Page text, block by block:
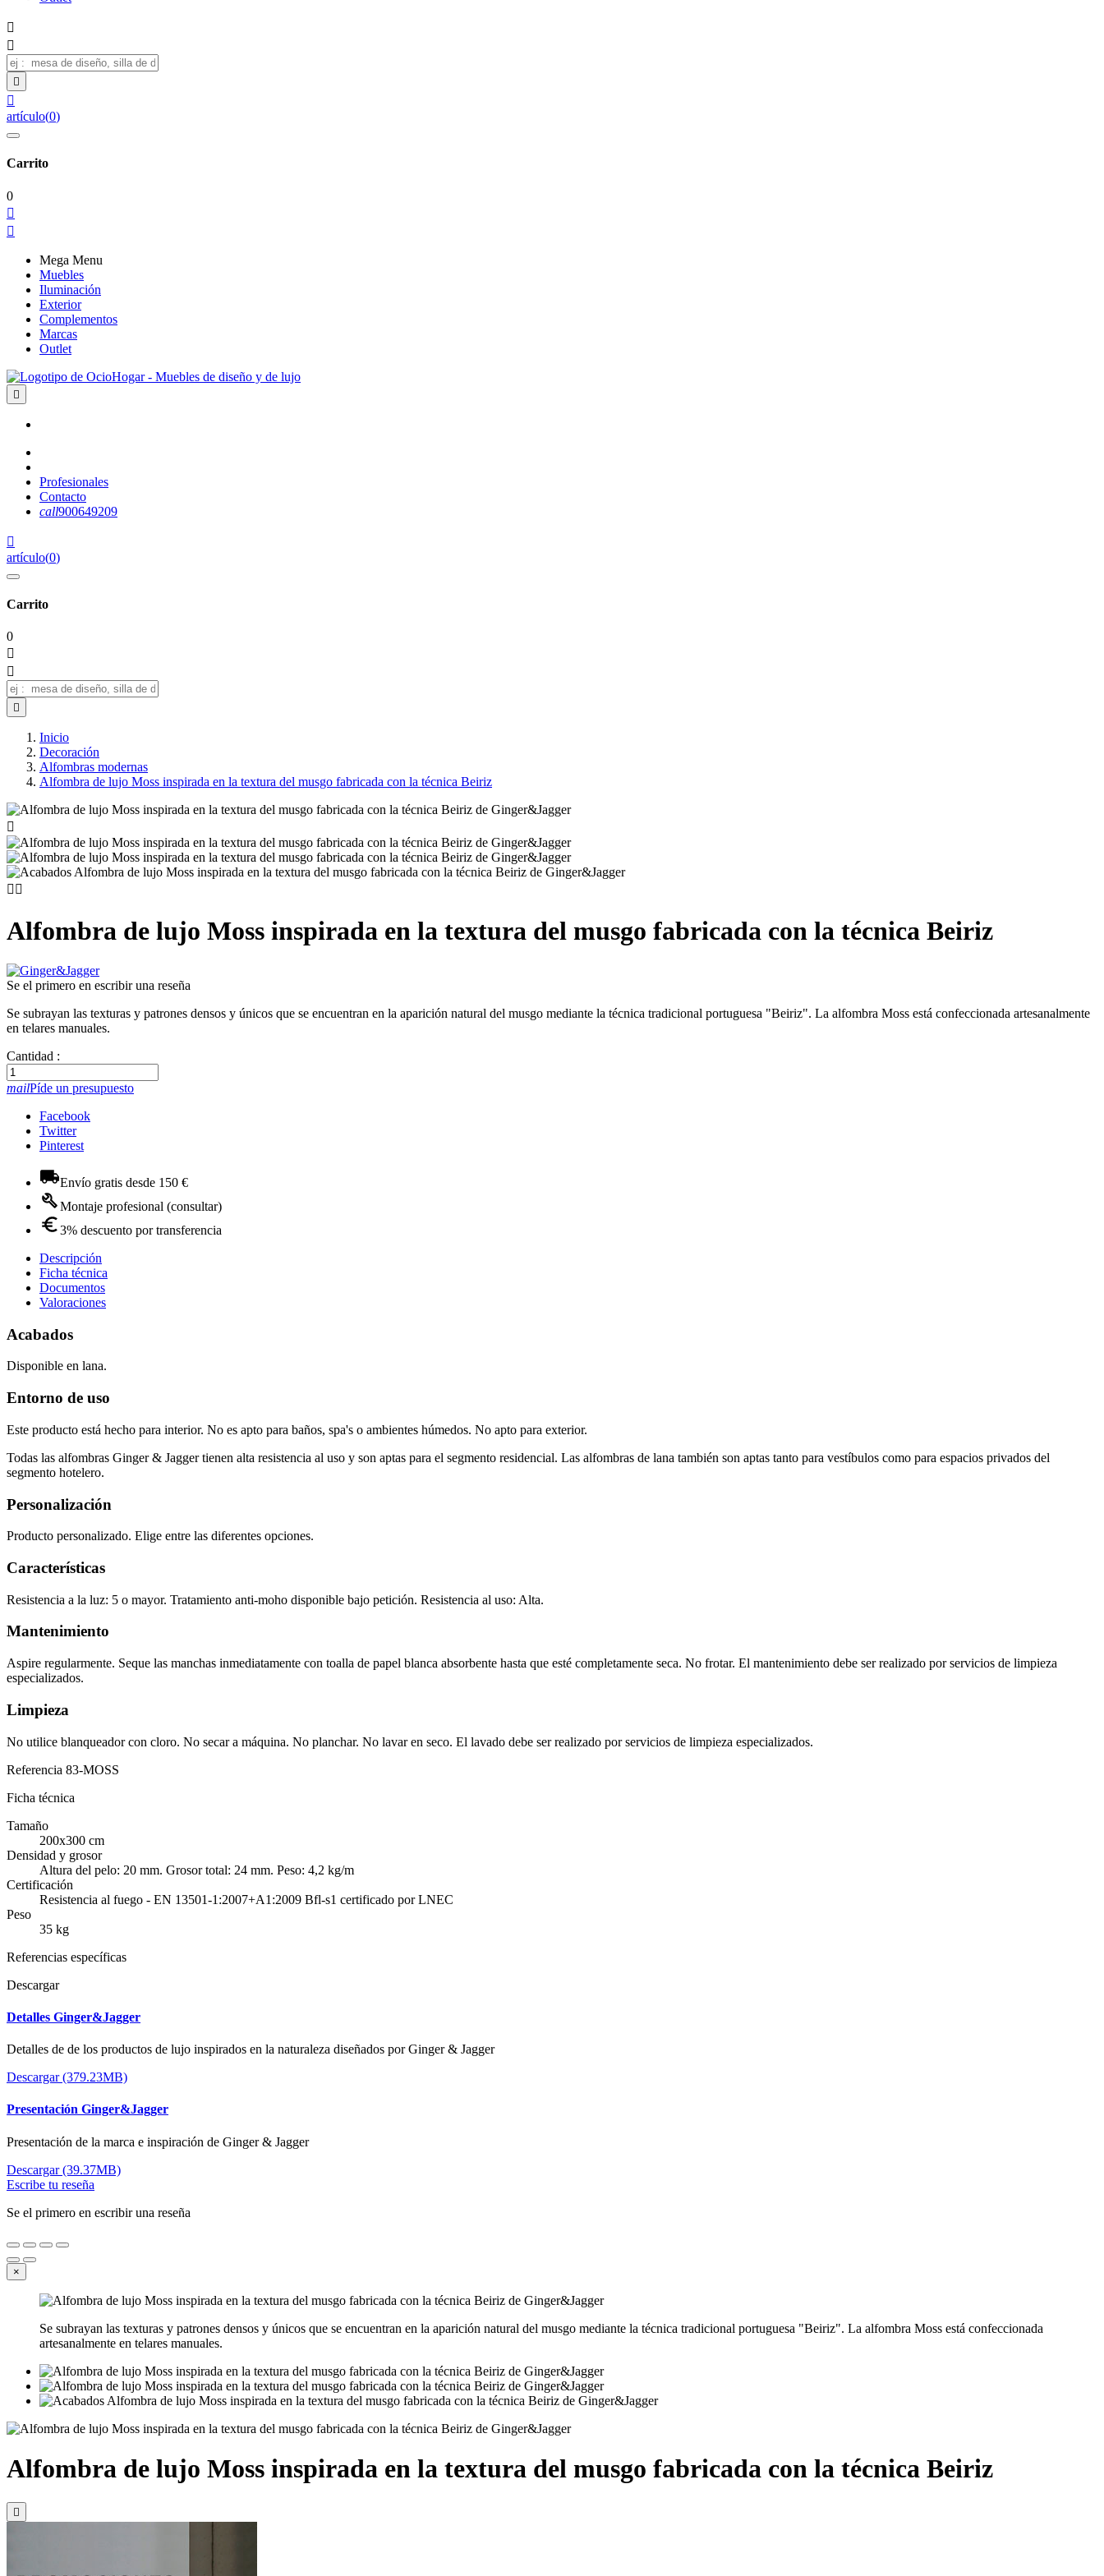




artículo(0)
Carrito
0


Mega Menu
Muebles
Iluminación
Exterior
Complementos
Marcas
Outlet

Profesionales
Contacto
call900649209

artículo(0)
Carrito
0



Inicio
Decoración
Alfombras modernas
Alfombra de lujo Moss inspirada en la textura del musgo fabricada con la técnica Beiriz

 
Alfombra de lujo Moss inspirada en la textura del musgo fabricada con la técnica Beiriz
Se el primero en escribir una reseña
Se subrayan las texturas y patrones densos y únicos que se encuentran en la aparición natural del musgo mediante la técnica tradicional portuguesa "Beiriz". La alfombra Moss está confeccionada artesanalmente
en telares manuales.
Cantidad :
mailPíde un presupuesto
Facebook
Twitter
Pinterest
Envío gratis desde 150 €
Montaje profesional (consultar)
3% descuento por transferencia
Descripción
Ficha técnica
Documentos
Valoraciones
Acabados
Disponible en lana.
Entorno de uso
Este producto está hecho para interior. No es apto para baños, spa's o ambientes húmedos. No apto para exterior.
Todas las alfombras Ginger & Jagger tienen alta resistencia al uso y son aptas para el segmento residencial. Las alfombras de lana también son aptas tanto para vestíbulos como para espacios privados del
segmento hotelero.
Personalización
Producto personalizado. Elige entre las diferentes opciones.
Características
Resistencia a la luz: 5 o mayor. Tratamiento anti-moho disponible bajo petición. Resistencia al uso: Alta.
Mantenimiento
Aspire regularmente. Seque las manchas inmediatamente con toalla de papel blanca absorbente hasta que esté completamente seca. No frotar. El mantenimiento debe ser realizado por servicios de limpieza
especializados.
Limpieza
No utilice blanqueador con cloro. No secar a máquina. No planchar. No lavar en seco. El lavado debe ser realizado por servicios de limpieza especializados.
Referencia 83-MOSS
Ficha técnica
Tamaño
200x300 cm
Densidad y grosor
Altura del pelo: 20 mm. Grosor total: 24 mm. Peso: 4,2 kg/m
Certificación
Resistencia al fuego - EN 13501-1:2007+A1:2009 Bfl-s1 certificado por LNEC
Peso
35 kg
Referencias específicas
Descargar
Detalles Ginger&Jagger
Detalles de de los productos de lujo inspirados en la naturaleza diseñados por Ginger & Jagger
Descargar (379.23MB)
Presentación Ginger&Jagger
Presentación de la marca e inspiración de Ginger & Jagger
Descargar (39.37MB)
Escribe tu reseña
Se el primero en escribir una reseña
×
Se subrayan las texturas y patrones densos y únicos que se encuentran en la aparición natural del musgo mediante la técnica tradicional portuguesa "Beiriz". La alfombra Moss está confeccionada
artesanalmente en telares manuales.
Alfombra de lujo Moss inspirada en la textura del musgo fabricada con la técnica Beiriz
